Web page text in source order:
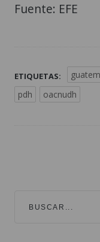
Fuente: EFE
ETIQUETAS:
pdh
oacnudh